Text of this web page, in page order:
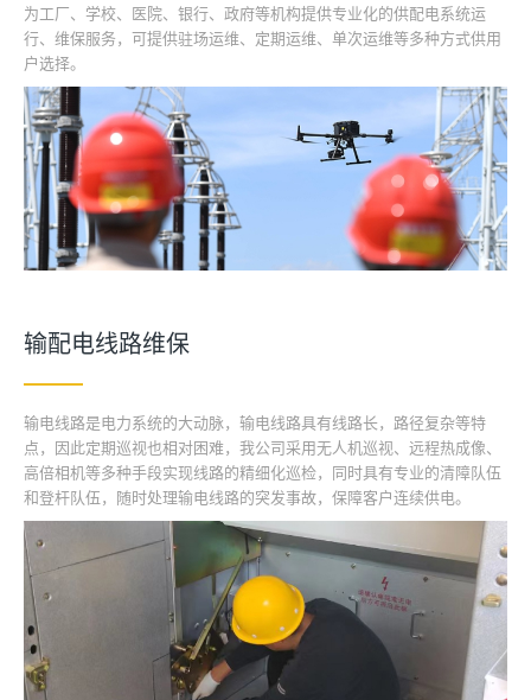
为工厂、学校、医院、银行、政府等机构提供专业化的供配电系统运
行、维保服务，可提供驻场运维、定期运维、单次运维等多种方式供用
户选择。
输配电线路维保
输电线路是电力系统的大动脉，输电线路具有线路长，路径复杂等特
点，因此定期巡视也相对困难，我公司采用无人机巡视、远程热成像、
高倍相机等多种手段实现线路的精细化巡检，同时具有专业的清障队伍
和登杆队伍，随时处理输电线路的突发事故，保障客户连续供电。